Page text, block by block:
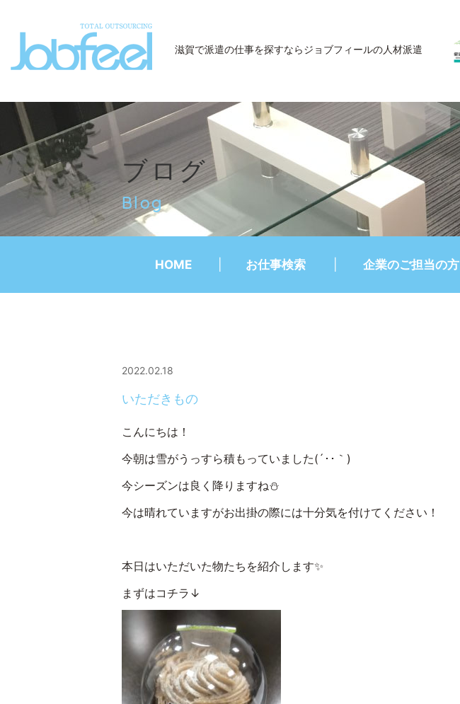
滋賀で派遣の仕事を探すならジョブフィールの人材派遣
ブログ
Blog
HOME お仕事検索 企業のご担当の方
2022.02.18
いただきもの
こんにちは！
今朝は雪がうっすら積もっていました(´･･｀)
今シーズンは良く降りますね⛄
今は晴れていますがお出掛の際には十分気を付けてください！
本日はいただいた物たちを紹介します✨
まずはコチラ↓